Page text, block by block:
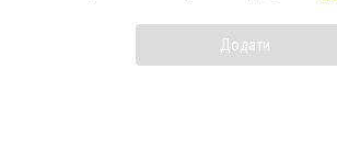
Додати